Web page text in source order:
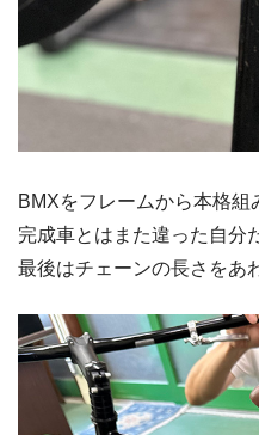
BMXをフレームから本格組
完成車とはまた違った自分
最後はチェーンの長さをあ